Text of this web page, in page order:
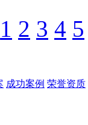
1 2 3 4 5
成功案例 荣誉资质